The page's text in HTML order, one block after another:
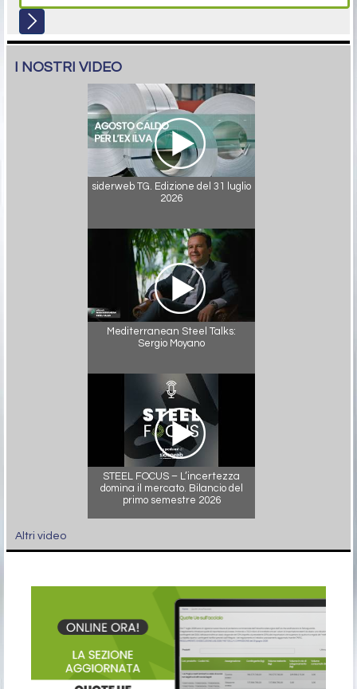
I NOSTRI VIDEO
siderweb TG. Edizione del 31 luglio
2026
Mediterranean Steel Talks:
Sergio Moyano
STEEL FOCUS – L’incertezza
domina il mercato. Bilancio del
primo semestre 2026
Altri video